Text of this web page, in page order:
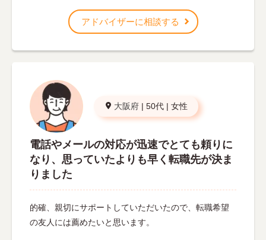
アドバイザーに相談する
大阪府 | 50代 | 女性
電話やメールの対応が迅速でとても頼りに
なり、思っていたよりも早く転職先が決ま
りました
的確、親切にサポートしていただいたので、転職希望
の友人には薦めたいと思います。